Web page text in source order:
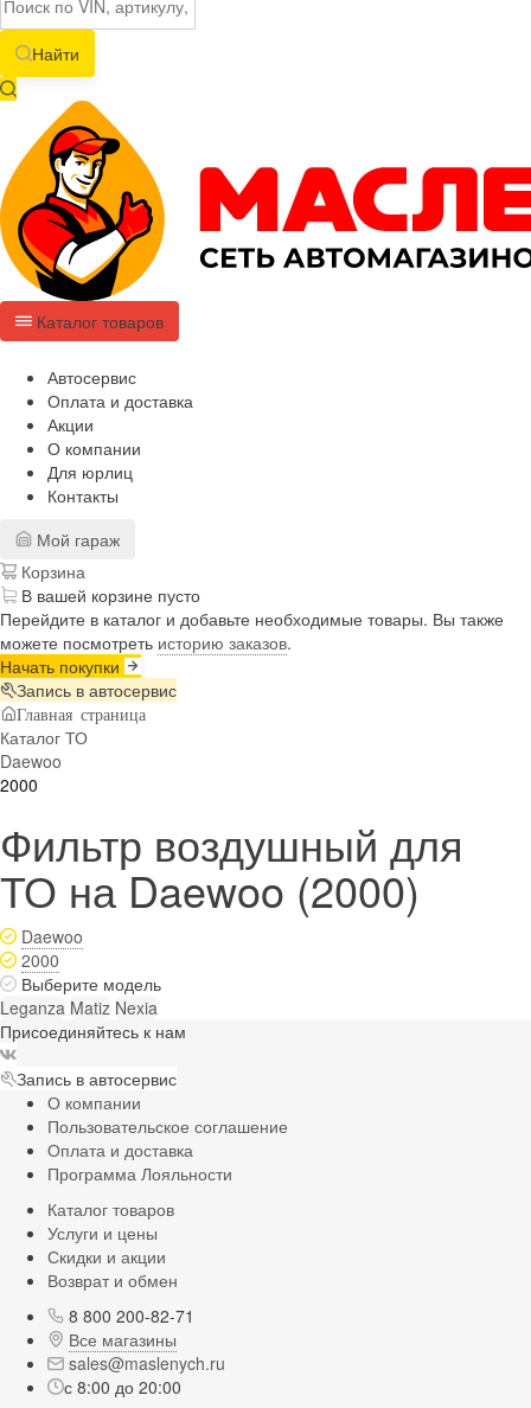
Найти
Каталог товаров
Автосервис
Оплата и доставка
Акции
О компании
Для юрлиц
Контакты
Мой гараж
Корзина
В вашей корзине пусто
Перейдите в каталог и добавьте необходимые товары. Вы также
можете посмотреть историю заказов.
Начать покупки
Запись в автосервис
Главная страница
Каталог ТО
Daewoo
2000
Фильтр воздушный для
ТО на Daewoo (2000)
Daewoo
2000
Выберите модель
Leganza Matiz Nexia
Присоединяйтесь к нам
Запись в автосервис
О компании
Пользовательское соглашение
Оплата и доставка
Программа Лояльности
Каталог товаров
Услуги и цены
Скидки и акции
Возврат и обмен
8 800 200-82-71
Все магазины
sales@maslenych.ru
с 8:00 до 20:00